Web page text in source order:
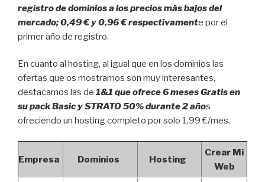
registro de dominios a los precios más bajos del
mercado; 0,49 € y 0,96 € respectivamente por el
primer año de registro.
En cuanto al hosting, al igual que en los dominios las
ofertas que os mostramos son muy interesantes,
destacamos las de 1&1 que ofrece 6 meses Gratis en
su pack Basic y STRATO 50% durante 2 años
ofreciendo un hosting completo por solo 1,99 €/mes.
Empresa Dominios Hosting
Crear Mi
Web